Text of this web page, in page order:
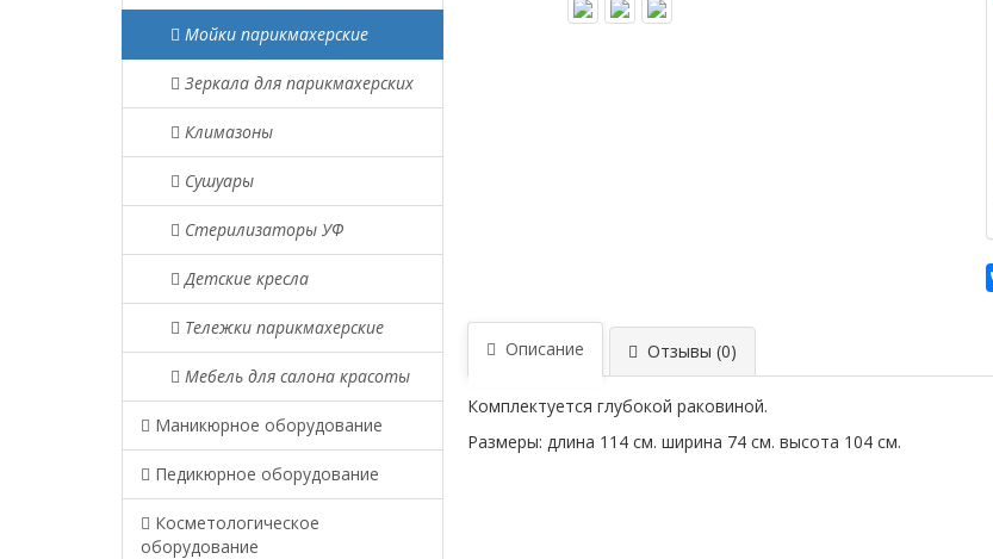
Мойки парикмахерские
Зеркала для парикмахерских
Климазоны
Сушуары
Стерилизаторы УФ
Детские кресла
Тележки парикмахерские
Мебель для салона красоты
Маникюрное оборудование
Педикюрное оборудование
Косметологическое
оборудование
Описание Отзывы (0)
Комплектуется глубокой раковиной.
Размеры: длина 114 см. ширина 74 см. высота 104 см.